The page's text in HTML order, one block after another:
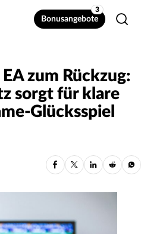
Bonusangebote
3
zum Rückzug:
sorgt für klare
Glücksspiel